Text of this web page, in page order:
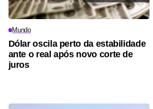
Mundo
Dólar oscila perto da estabilidade
ante o real após novo corte de
juros